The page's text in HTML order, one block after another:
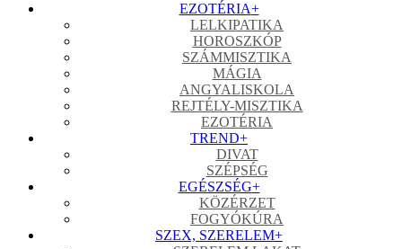
EZOTÉRIA+
LELKIPATIKA
HOROSZKÓP
SZÁMMISZTIKA
MÁGIA
ANGYALISKOLA
REJTÉLY-MISZTIKA
EZOTÉRIA
TREND+
DIVAT
SZÉPSÉG
EGÉSZSÉG+
KÖZÉRZET
FOGYÓKÚRA
SZEX, SZERELEM+